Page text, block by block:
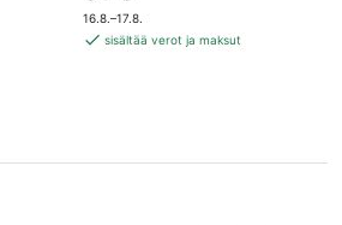
5
on
81 €
16.8.–17.8.
sisältää verot ja maksut